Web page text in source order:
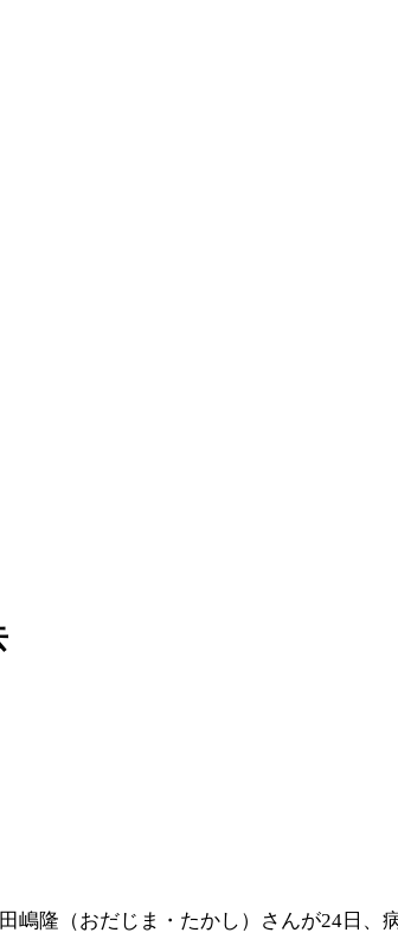
隆（おだじま・たかし）さんが24日、